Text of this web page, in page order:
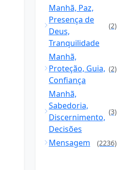
Manhã, Paz,
Presença de
Deus,
Tranquilidade
(2)
Manhã,
Proteção, Guia,
Confiança
(2)
Manhã,
Sabedoria,
Discernimento,
Decisões
(3)
Mensagem (2236)